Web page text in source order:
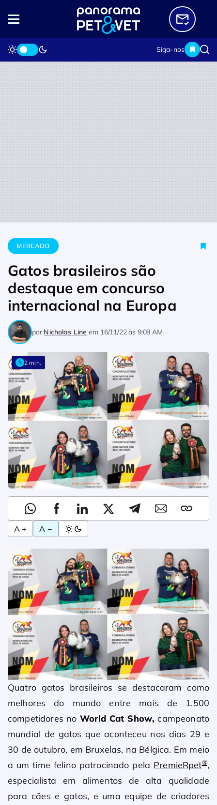
Siga-nos
Home Mercado Gatos brasileiros são destaque em
MERCADO
Gatos brasileiros são
destaque em concurso
internacional na Europa
por Nicholas Line em 16/11/22 às 9:08 AM
2 min.
A + A −
Quatro gatos brasileiros se destacaram como
melhores do mundo entre mais de 1.500
competidores no World Cat Show,campeonato
mundial de gatos que aconteceu nos dias 29 e
30 de outubro, em Bruxelas, na Bélgica. Em meio
a um time felino patrocinado pela PremieRpet®,
especialista em alimentos de alta qualidade
para cães e gatos, e uma equipe de criadores